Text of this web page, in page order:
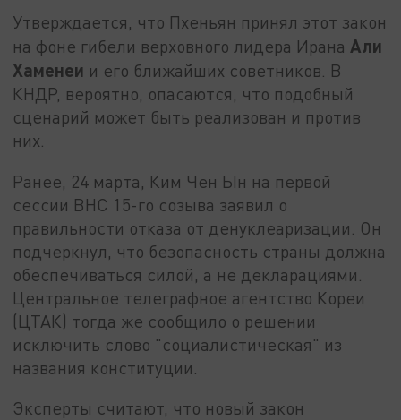
Утверждается, что Пхеньян принял этот закон
на фоне гибели верховного лидера Ирана Али
Хаменеи и его ближайших советников. В
КНДР, вероятно, опасаются, что подобный
сценарий может быть реализован и против
них.
Ранее, 24 марта, Ким Чен Ын на первой
сессии ВНС 15-го созыва заявил о
правильности отказа от денуклеаризации. Он
подчеркнул, что безопасность страны должна
обеспечиваться силой, а не декларациями.
Центральное телеграфное агентство Кореи
(ЦТАК) тогда же сообщило о решении
исключить слово "социалистическая" из
названия конституции.
Эксперты считают, что новый закон